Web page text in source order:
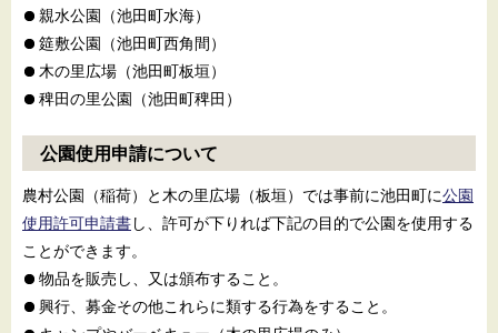
親水公園（池田町水海）
筵敷公園（池田町西角間）
木の里広場（池田町板垣）
稗田の里公園（池田町稗田）
公園使用申請について
農村公園（稲荷）と木の里広場（板垣）では事前に池田町に公園
使用許可申請書し、許可が下りれば下記の目的で公園を使用する
ことができます。
物品を販売し、又は頒布すること。
興行、募金その他これらに類する行為をすること。